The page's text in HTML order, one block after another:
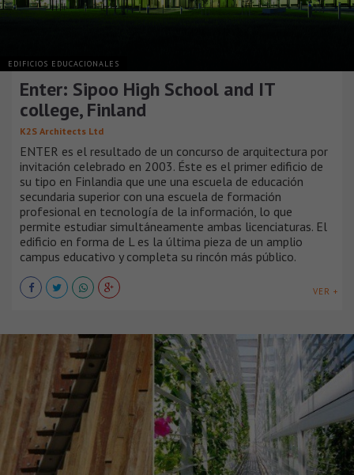
EDIFICIOS EDUCACIONALES
Enter: Sipoo High School and IT
college, Finland
K2S Architects Ltd
ENTER es el resultado de un concurso de arquitectura por
invitación celebrado en 2003. Éste es el primer edificio de
su tipo en Finlandia que une una escuela de educación
secundaria superior con una escuela de formación
profesional en tecnología de la información, lo que
permite estudiar simultáneamente ambas licenciaturas. El
edificio en forma de L es la última pieza de un amplio
campus educativo y completa su rincón más público.
VER +